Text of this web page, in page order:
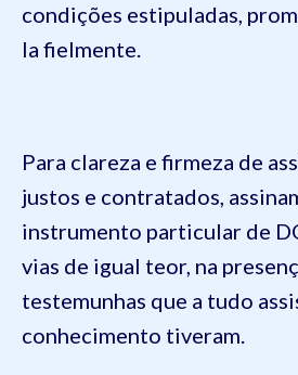
condições estipuladas,
la fielmente.
Para clareza e firmeza de
justos e contratados,
instrumento particular de
vias de igual teor, na
testemunhas que a tudo
conhecimento tiveram.